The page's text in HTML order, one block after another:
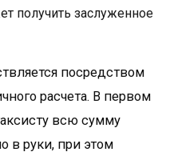
получить заслуженное
посредством
расчета. В первом
всю сумму
в руки, при этом